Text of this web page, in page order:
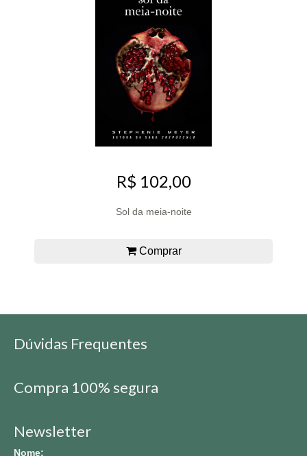
R$ 102,00
Sol da meia-noite
Comprar
Dúvidas Frequentes
Compra 100% segura
Newsletter
Nome: